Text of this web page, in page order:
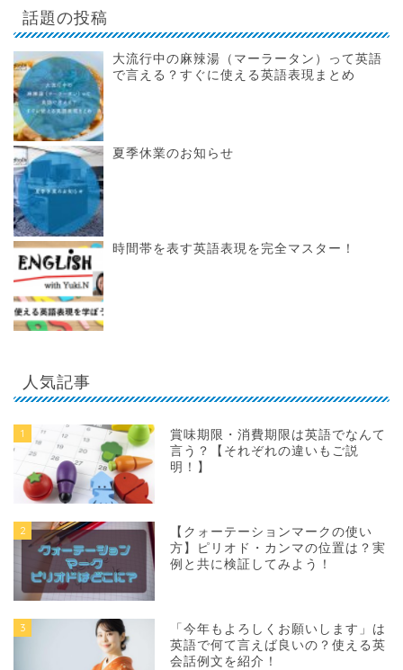
話題の投稿
大流行中の麻辣湯（マーラータン）って英語
で言える？すぐに使える英語表現まとめ
夏季休業のお知らせ
時間帯を表す英語表現を完全マスター！
人気記事
1
賞味期限・消費期限は英語でなんて
言う？【それぞれの違いもご説
明！】
2
【クォーテーションマークの使い
方】ピリオド・カンマの位置は？実
例と共に検証してみよう！
3
「今年もよろしくお願いします」は
英語で何て言えば良いの？使える英
会話例文を紹介！